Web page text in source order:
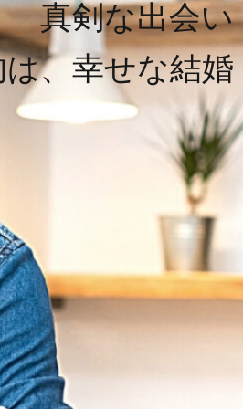
真剣な出会い
、幸せな結婚